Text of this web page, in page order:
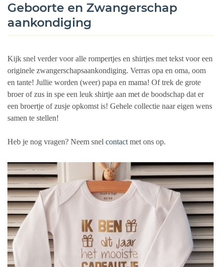
Geboorte en Zwangerschap
aankondiging
Kijk snel verder voor alle rompertjes en shirtjes met tekst voor een
originele zwangerschapsaankondiging. Verras opa en oma, oom
en tante! Jullie worden (weer) papa en mama! Of trek de grote
broer of zus in spe een leuk shirtje aan met de boodschap dat er
een broertje of zusje opkomst is! Gehele collectie naar eigen wens
samen te stellen!
Heb je nog vragen? Neem snel contactmet ons op.